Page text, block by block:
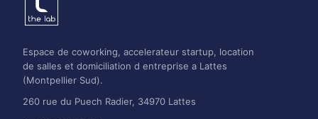
Espace de coworking, accelerateur startup, location
de salles et domiciliation d entreprise a Lattes
(Montpellier Sud).
260 rue du Puech Radier, 34970 Lattes